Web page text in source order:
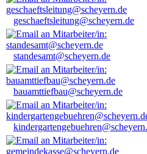
geschaeftsleitung@scheyern.de
standesamt@scheyern.de
bauamttiefbau@scheyern.de